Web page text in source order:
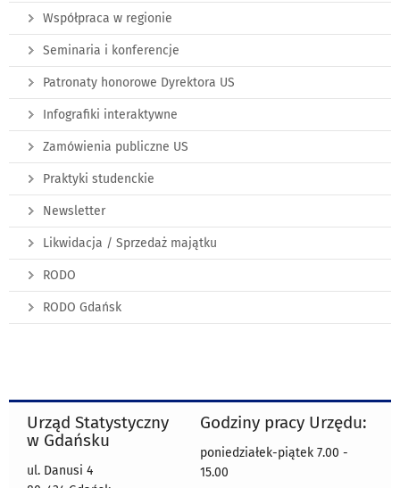
Współpraca w regionie
Seminaria i konferencje
Patronaty honorowe Dyrektora US
Infografiki interaktywne
Zamówienia publiczne US
Praktyki studenckie
Newsletter
Likwidacja / Sprzedaż majątku
RODO
RODO Gdańsk
Urząd Statystyczny
w Gdańsku
ul. Danusi 4
Godziny pracy Urzędu:
poniedziałek-piątek 7.00 -
15.00